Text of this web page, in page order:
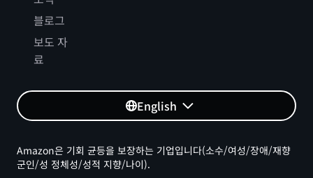
블로그
보도 자
료
English
Amazon은 기회 균등을 보장하는 기업입니다(소수/여성/장애/재향
군인/성 정체성/성적 지향/나이).